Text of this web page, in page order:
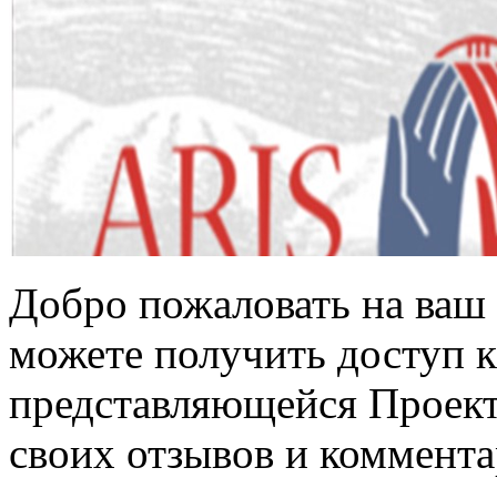
Добро пожаловать на
можете получить доступ
представляющейся
своих отзывов и